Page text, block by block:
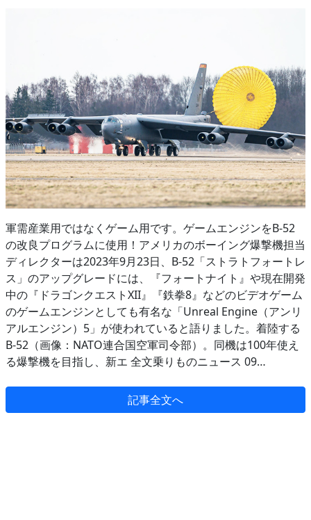
軍需産業用ではなくゲーム用です。ゲームエンジンをB-52
の改良プログラムに使用！アメリカのボーイング爆撃機担当
ディレクターは2023年9月23日、B-52「ストラトフォートレ
ス」のアップグレードには、『フォートナイト』や現在開発
中の『ドラゴンクエストXII』『鉄拳8』などのビデオゲーム
のゲームエンジンとしても有名な「Unreal Engine（アンリ
アルエンジン）5」が使われていると語りました。着陸する
B-52（画像：NATO連合国空軍司令部）。同機は100年使え
る爆撃機を目指し、新エ 全文乗りものニュース 09…
記事全文へ